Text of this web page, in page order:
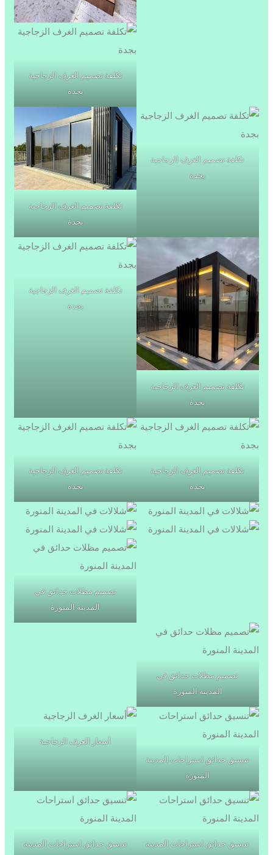
تكلفة تصميم الغرف الزجاجية
بجدة
تكلفة تصميم الغرف الزجاجية
بجدة
تكلفة تصميم الغرف الزجاجية
بجدة
تكلفة تصميم الغرف الزجاجية
بجدة
تكلفة تصميم الغرف الزجاجية
بجدة
تكلفة تصميم الغرف الزجاجية
بجدة
تكلفة تصميم الغرف الزجاجية
بجدة
تصميم مظلات حدائق في
المدينة المنورة
تصميم مظلات حدائق في
المدينة المنورة
تنسيق حدائق استراحات المدينة
المنورة
أسعار الغرف الزجاجية
تنسيق حدائق استراحات المدينة
تنسيق حدائق استراحات المدينة